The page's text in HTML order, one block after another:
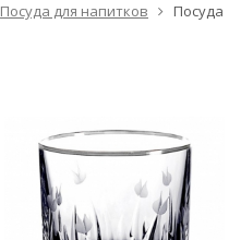
Посуда для напитков
Посуда